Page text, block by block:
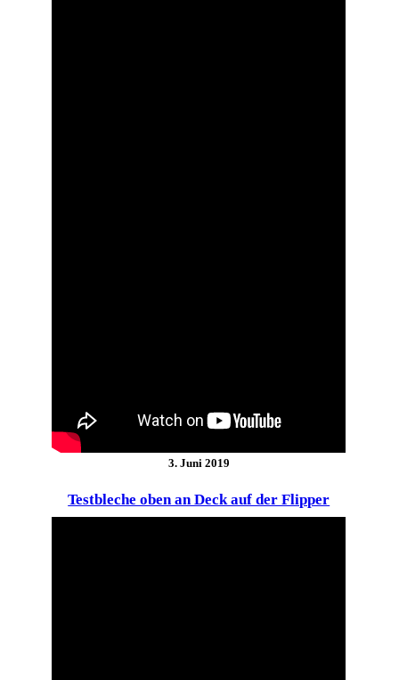
3. Juni 2019
Testbleche oben an Deck auf der Flipper